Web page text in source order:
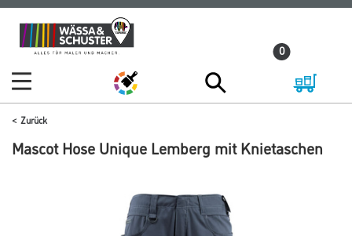
Zum
Inhalt
Zum
Navigationsmenü
0
Zurück
Mascot Hose Unique Lemberg mit Knietaschen